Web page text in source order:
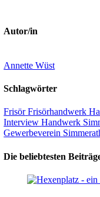
Autor/in
Annette Wüst
Schlagwörter
Frisör Frisörhandwerk
Interview Handwerk
Gewerbeverein
Die beliebtesten